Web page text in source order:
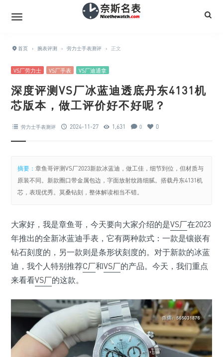
首页 › 腕表评测 › 劳力士手表测评 › 正文
VS厂劳力士 VS厂手表 VS厂迪通拿
深度评测VS厂冰蓝迪透底丹东4131机
芯版本，做工评价好不好呢？
劳力士手表测评 2024-11-27 1,631 0 0
摘要：章鱼哥评测VS厂2023新款冰蓝迪，做工佳，细节到位，但材质与
原装不同。新款圈口带金属包边，字面放射纹路细腻。搭载丹东4131机
芯，表现优秀。莫桑钻刻，整体解读相当不错。
大家好，我是章鱼哥，今天要向大家介绍的是VS厂在2023
年推出的全新冰蓝迪手表，它有两种款式：一款是镶嵌有
钻石刻度的，另一款则是条形状刻度的。对于新款的冰蓝
迪，我个人特别推荐C厂和VS厂的产品。今天，我们重点
来看看VS厂的这款。